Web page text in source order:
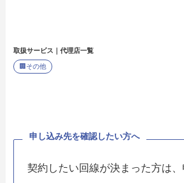
取扱サービス｜代理店一覧
🏢 その他
申し込み先を確認したい方へ
契約したい回線が決まった方は